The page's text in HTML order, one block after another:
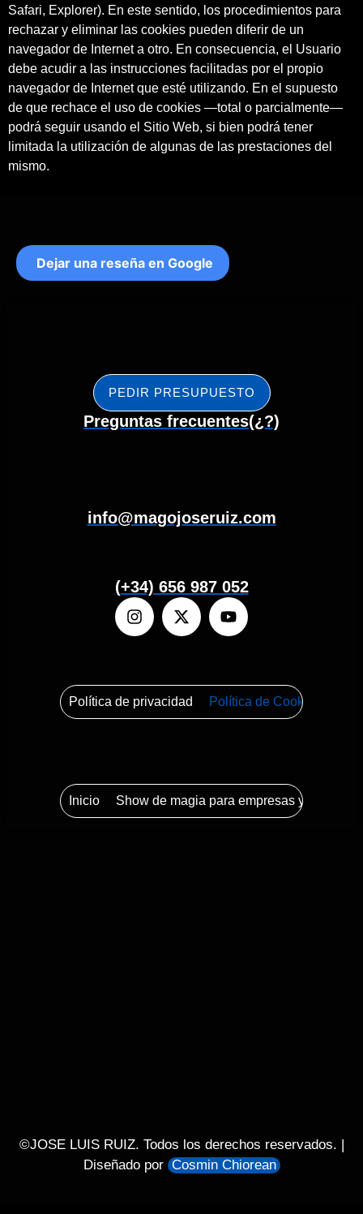
Safari, Explorer). En este sentido, los procedimientos para
rechazar y eliminar las cookies pueden diferir de un
navegador de Internet a otro. En consecuencia, el Usuario
debe acudir a las instrucciones facilitadas por el propio
navegador de Internet que esté utilizando. En el supuesto
de que rechace el uso de cookies —total o parcialmente—
podrá seguir usando el Sitio Web, si bien podrá tener
limitada la utilización de algunas de las prestaciones del
mismo.
Dejar una reseña en Google
PEDIR PRESUPUESTO
Preguntas frecuentes(¿?)
info@magojoseruiz.com
(+34) 656 987 052
Política de privacidad Política de Cookies
Inicio Show de magia para empresas y eventos
©JOSE LUIS RUIZ. Todos los derechos reservados. |
Diseñado por Cosmin Chiorean